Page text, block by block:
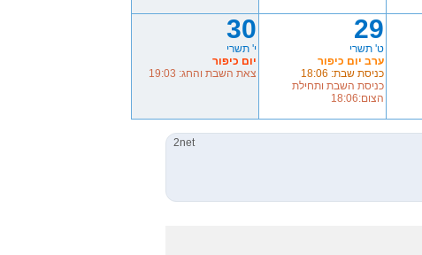
29
ט' תשרי
ערב יום כיפור
כניסת שבת: 18:06
כניסת השבת ותחילת
הצום:18:06
30
י' תשרי
יום כיפור
צאת השבת והחג: 19:03